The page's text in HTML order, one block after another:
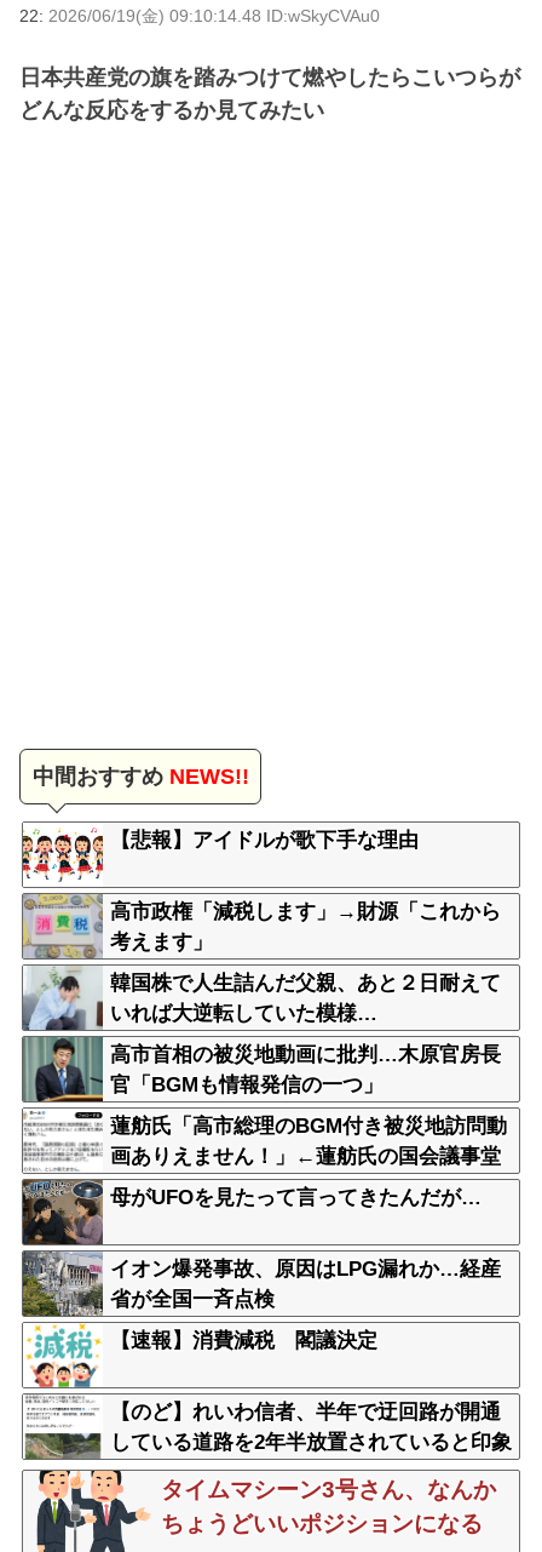
22: 2026/06/19(金) 09:10:14.48 ID:wSkyCVAu0
日本共産党の旗を踏みつけて燃やしたらこいつらが
どんな反応をするか見てみたい
中間おすすめNEWS!!
【悲報】アイドルが歌下手な理由
高市政権「減税します」→財源「これから
考えます」
韓国株で人生詰んだ父親、あと２日耐えて
いれば大逆転していた模様…
高市首相の被災地動画に批判…木原官房長
官「BGMも情報発信の一つ」
蓮舫氏「高市総理のBGM付き被災地訪問動
画ありえません！」←蓮舫氏の国会議事堂
内撮影が掘り返される
母がUFOを見たって言ってきたんだが…
イオン爆発事故、原因はLPG漏れか…経産
省が全国一斉点検
【速報】消費減税 閣議決定
【のど】れいわ信者、半年で迂回路が開通
している道路を2年半放置されていると印象
操作してしまう
タイムマシーン3号さん、なんか
ちょうどいいポジションになる